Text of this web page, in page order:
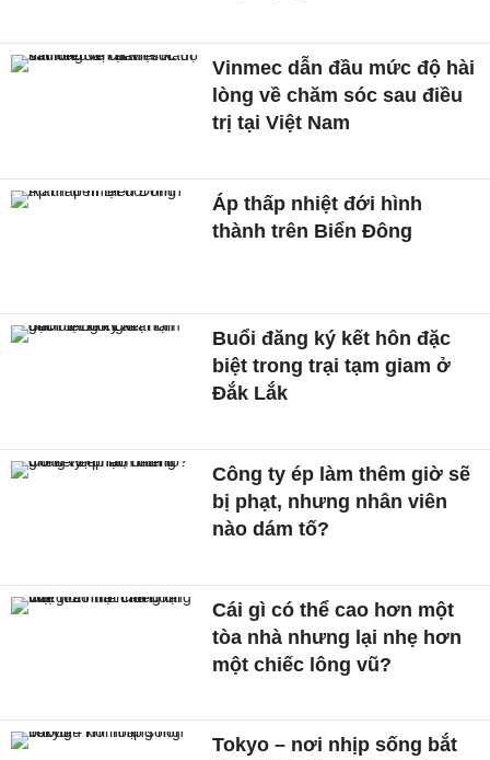
Vinmec dẫn đầu mức độ hài
lòng về chăm sóc sau điều
trị tại Việt Nam
Áp thấp nhiệt đới hình
thành trên Biển Đông
Buổi đăng ký kết hôn đặc
biệt trong trại tạm giam ở
Đắk Lắk
Công ty ép làm thêm giờ sẽ
bị phạt, nhưng nhân viên
nào dám tố?
Cái gì có thể cao hơn một
tòa nhà nhưng lại nhẹ hơn
một chiếc lông vũ?
Tokyo – nơi nhịp sống bắt